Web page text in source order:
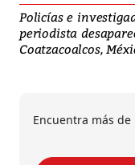
Policías e
periodista
Coatzacoalcos,
Encuentra más